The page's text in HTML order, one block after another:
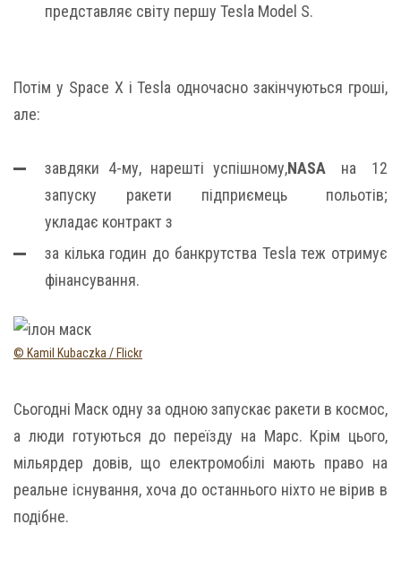
представляє світу першу Tesla Model S.
Потім у Space X і Tesla одночасно закінчуються гроші,
але:
завдяки 4-му, нарешті успішному,
запуску ракети підприємець
укладає контракт з
NASA на 12
польотів;
за кілька годин до банкрутства Tesla теж отримує
фінансування.
© Kamil Kubaczka / Flickr
Сьогодні Маск одну за одною запускає ракети в космос,
а люди готуються до переїзду на Марс. Крім цього,
мільярдер довів, що електромобілі мають право на
реальне існування, хоча до останнього ніхто не вірив в
подібне.